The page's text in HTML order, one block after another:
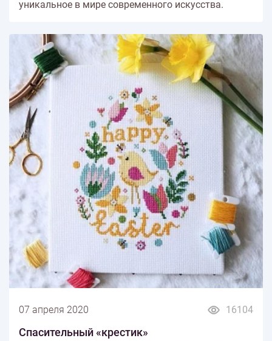
уникальное в мире современного искусства.
16104
07 апреля 2020
Спасительный «крестик»